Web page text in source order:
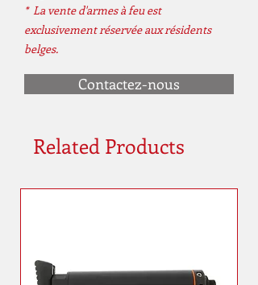
* La vente d'armes à feu est
exclusivement réservée aux résidents
belges.
Contactez-nous
Related Products